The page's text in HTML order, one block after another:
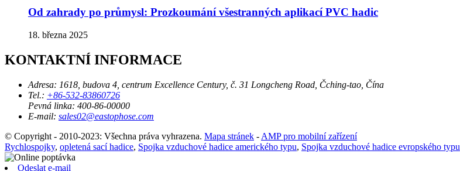
Od zahrady po průmysl: Prozkoumání všestranných aplikací PVC hadic
18. března 2025
KONTAKTNÍ INFORMACE
Adresa: 1618, budova 4, centrum Excellence Century, č. 31 Longcheng Road, Čching-tao, Čína
Tel.: +86-532-83860726
Pevná linka: 400-86-00000
E-mail: sales02@eastophose.com
© Copyright - 2010-2023: Všechna práva vyhrazena. Mapa stránek - AMP pro mobilní zařízení
Rychlospojky, opletená sací hadice, Spojka vzduchové hadice amerického typu, Spojka vzduchové hadice evropského typu
Odeslat e-mail